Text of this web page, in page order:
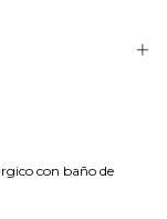
con baño de